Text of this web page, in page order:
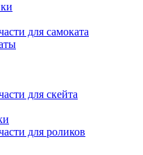
для самоката
для скейта
для роликов